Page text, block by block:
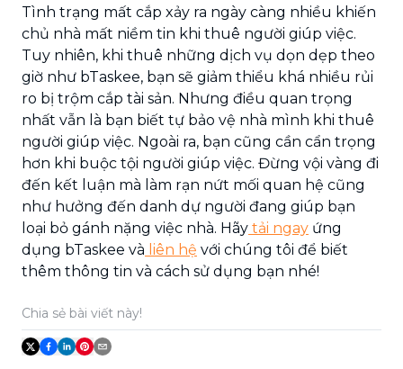
Tình trạng mất cắp xảy ra ngày càng nhiều khiến
chủ nhà mất niềm tin khi thuê người giúp việc.
Tuy nhiên, khi thuê những dịch vụ dọn dẹp theo
giờ như bTaskee, bạn sẽ giảm thiểu khá nhiều rủi
ro bị trộm cắp tài sản. Nhưng điều quan trọng
nhất vẫn là bạn biết tự bảo vệ nhà mình khi thuê
người giúp việc. Ngoài ra, bạn cũng cần cẩn trọng
hơn khi buộc tội người giúp việc. Đừng vội vàng đi
đến kết luận mà làm rạn nứt mối quan hệ cũng
như hưởng đến danh dự người đang giúp bạn
loại bỏ gánh nặng việc nhà. Hãy tải ngay ứng
dụng bTaskee và liên hệ với chúng tôi để biết
thêm thông tin và cách sử dụng bạn nhé!
Chia sẻ bài viết này!